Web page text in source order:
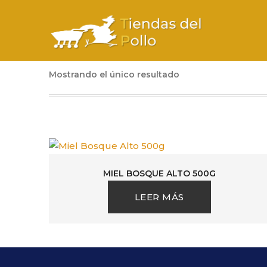
Mostrando el único resultado
MIEL BOSQUE ALTO 500G
LEER MÁS